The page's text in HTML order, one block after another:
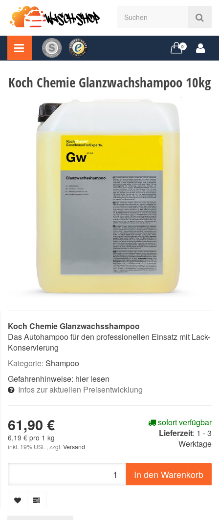
0
Koch Chemie Glanzwachshampoo 10kg
Koch Chemie Glanzwachsshampoo
Das Autohampoo für den professionellen Einsatz mit Lack-
Konservierung
Kategorie: Shampoo
Gefahrenhinweise: hier lesen
Infos zur aktuellen Preisentwicklung
61,90 €
6,19 € pro 1 kg
inkl. 19% USt. , zzgl. Versand
sofort verfügbar
Lieferzeit: 1 - 3
Werktage
In den Warenkorb